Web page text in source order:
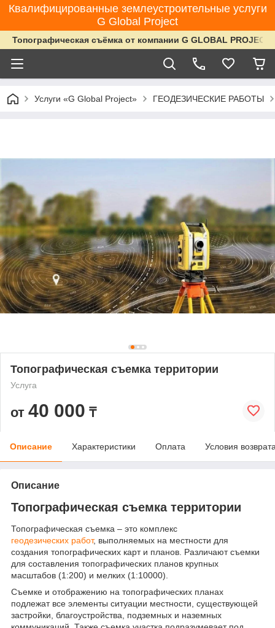
Квалифицированные землеустроительные услуги
G Global Project
Топографическая съёмка от компании G GLOBAL PROJECT
Услуги «G Global Project» ГЕОДЕЗИЧЕСКИЕ РАБОТЫ
Топографическая съемка территории
Услуга
от 40 000 ₸
Описание Характеристики Оплата Условия
Описание
Топографическая съемка территории
Топографическая съемка – это комплекс
геодезических работ, выполняемых на местности для
создания топографических карт и планов. Различают съемки
для составления топографических планов крупных
масштабов (1:200) и мелких (1:10000).
Съемке и отображению на топографических планах
подлежат все элементы ситуации местности, существующей
застройки, благоустройства, подземных и наземных